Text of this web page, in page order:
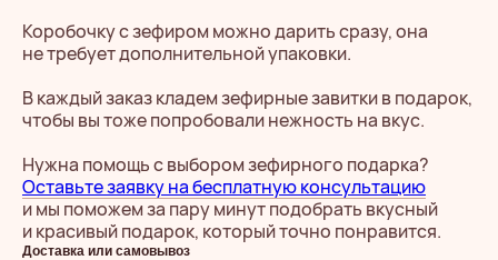
Коробочку с зефиром можно дарить сразу, она
не требует дополнительной упаковки.
В каждый заказ кладем зефирные завитки в подарок,
чтобы вы тоже попробовали нежность на вкус.
Нужна помощь с выбором зефирного подарка?
Оставьте заявку на бесплатную консультацию
и мы поможем за пару минут подобрать вкусный
и красивый подарок, который точно понравится.
Доставка или самовывоз